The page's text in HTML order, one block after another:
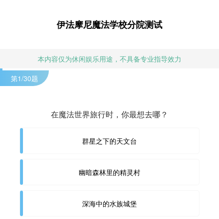
伊法摩尼魔法学校分院测试
本内容仅为休闲娱乐用途，不具备专业指导效力
第1/30题
在魔法世界旅行时，你最想去哪？
群星之下的天文台
幽暗森林里的精灵村
深海中的水族城堡